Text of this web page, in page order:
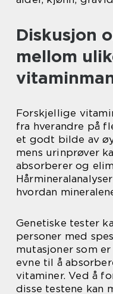
Diskusjon
mellom
Forskjellige
fra hverandre på
et godt bilde av
mens urinprøver
absorberer og
hvordan
Genetiske tester
personer med
mutasjoner som
evne til å
vitaminer. Ved å
disse testene kan